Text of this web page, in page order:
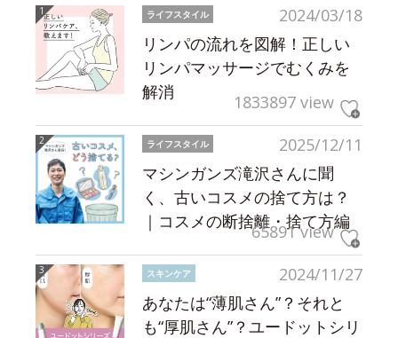
2024/03/18
ライフスタイル
リンパの流れを図解！正しい
リンパマッサージでむくみを
解消
1833897 view
2025/12/11
ライフスタイル
マシンガンズ滝沢さんに聞
く、古いコスメの捨て方は？
｜コスメの断捨離・捨て方編
65891 view
2024/11/27
スキンケア
あなたは“薄肌さん”？それと
も“厚肌さん”？ユードットシリ